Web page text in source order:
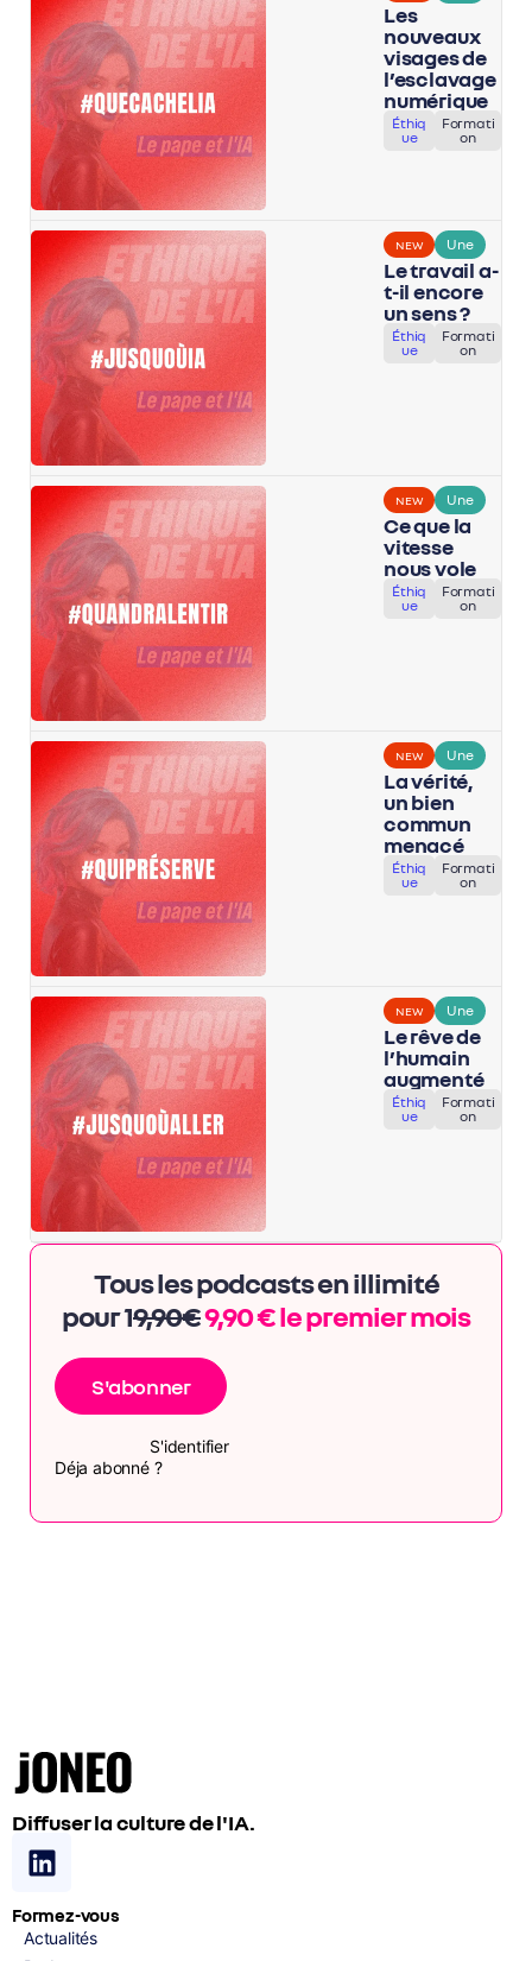
Les
nouveaux
visages de
l’esclavage
numérique
Éthiq
ue
Formati
on
NEW Une
Le travail a-
t-il encore
un sens ?
Éthiq
ue
Formati
on
NEW Une
Ce que la
vitesse
nous vole
Éthiq
ue
Formati
on
NEW Une
La vérité,
un bien
commun
menacé
Éthiq
ue
Formati
on
NEW Une
Le rêve de
l’humain
augmenté
Éthiq
ue
Formati
on
Tous les podcasts en illimité
pour 19,90€9,90 € le premier mois
S'abonner
Déja abonné ?
S'identifier
Diffuser la culture de l'IA.
Formez-vous
Actualités